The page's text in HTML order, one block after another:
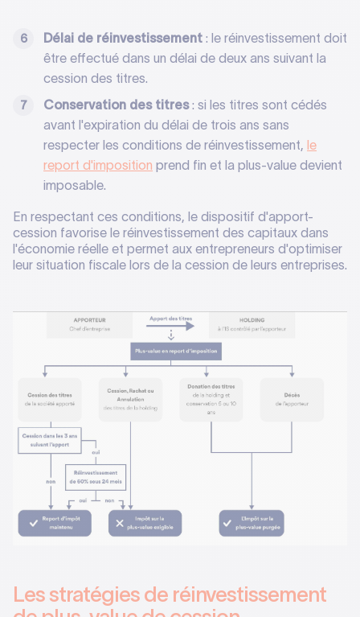
Délai de réinvestissement : le réinvestissement doit
être effectué dans un délai de deux ans suivant la
cession des titres.
Conservation des titres: si les titres sont cédés
avant l'expiration du délai de trois ans sans
respecter les conditions de réinvestissement, le
report d'imposition prend fin et la plus-value devient
imposable.
En respectant ces conditions, le dispositif d'apport-
cession favorise le réinvestissement des capitaux dans
l'économie réelle et permet aux entrepreneurs d'optimiser
leur situation fiscale lors de la cession de leurs entreprises.
Les stratégies de réinvestissement